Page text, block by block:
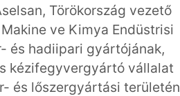
Törökország vezető
ve Kimya Endüstrisi
és hadiipari gyártójának,
kézifegyvergyártó vállalat
és lőszergyártási területén